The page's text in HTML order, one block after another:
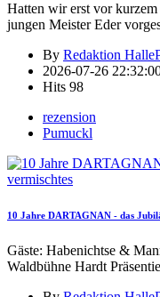
Hatten wir erst vor
jungen Meister Eder
By Redaktion
2026-07-26
Hits 98
rezension
Pumuckl
vermischtes
10 Jahre DARTAGNAN - das
Gäste: Habenichtse &
Waldbühne Hardt